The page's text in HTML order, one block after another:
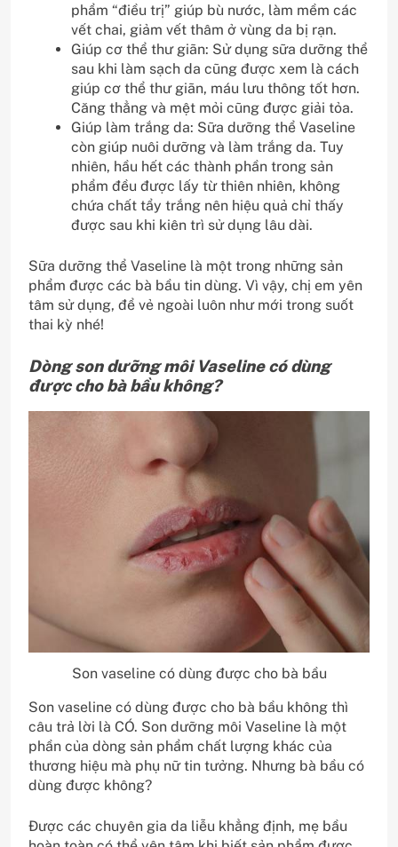
phẩm “điều trị” giúp bù nước, làm mềm các
vết chai, giảm vết thâm ở vùng da bị rạn.
Giúp cơ thể thư giãn: Sử dụng sữa dưỡng thể
sau khi làm sạch da cũng được xem là cách
giúp cơ thể thư giãn, máu lưu thông tốt hơn.
Căng thẳng và mệt mỏi cũng được giải tỏa.
Giúp làm trắng da: Sữa dưỡng thể Vaseline
còn giúp nuôi dưỡng và làm trắng da. Tuy
nhiên, hầu hết các thành phần trong sản
phẩm đều được lấy từ thiên nhiên, không
chứa chất tẩy trắng nên hiệu quả chỉ thấy
được sau khi kiên trì sử dụng lâu dài.
Sữa dưỡng thể Vaseline là một trong những sản
phẩm được các bà bầu tin dùng. Vì vậy, chị em yên
tâm sử dụng, để vẻ ngoài luôn như mới trong suốt
thai kỳ nhé!
Dòng son dưỡng môi Vaseline có dùng
được cho bà bầu không?
Son vaseline có dùng được cho bà bầu
Son vaseline có dùng được cho bà bầu không thì
câu trả lời là CÓ. Son dưỡng môi Vaseline là một
phần của dòng sản phẩm chất lượng khác của
thương hiệu mà phụ nữ tin tưởng. Nhưng bà bầu có
dùng được không?
Được các chuyên gia da liễu khẳng định, mẹ bầu